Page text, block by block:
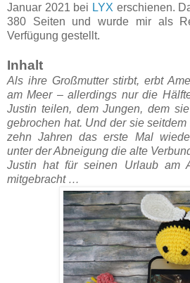
Januar 2021 bei LYX erschienen.
380 Seiten und wurde mir als
Verfügung gestellt.
Inhalt
Als ihre Großmutter stirbt, erbt
am Meer – allerdings nur die
Justin teilen, dem Jungen, dem
gebrochen hat. Und der sie
zehn Jahren das erste Mal
unter der Abneigung die alte
Justin hat für seinen Urlaub am
mitgebracht …